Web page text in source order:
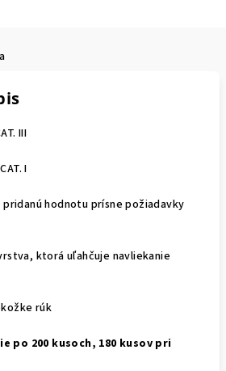
III
I
pridanú hodnotu prísne požiadavky
ktorá uľahčuje navliekanie
rúk
po 200 kusoch, 180 kusov pri